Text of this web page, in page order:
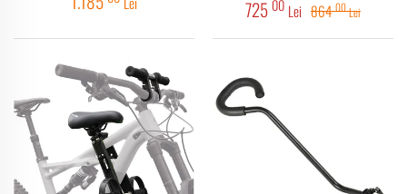
725 00 Lei 86400Lei